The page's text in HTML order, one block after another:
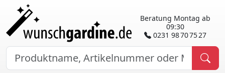
Beratung Montag ab
09:30
0231 98 70 75 27